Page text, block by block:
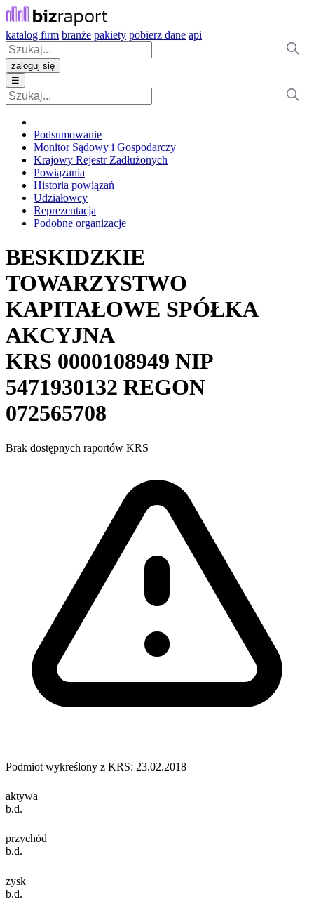
katalog firm branże pakiety pobierz dane api
zaloguj się
☰
Podsumowanie
Monitor Sądowy i Gospodarczy
Krajowy Rejestr Zadłużonych
Powiązania
Historia powiązań
Udziałowcy
Reprezentacja
Podobne organizacje
BESKIDZKIE
TOWARZYSTWO
KAPITAŁOWE SPÓŁKA
AKCYJNA
KRS 0000108949 NIP
5471930132 REGON
072565708
Brak dostępnych raportów KRS
Podmiot wykreślony z KRS: 23.02.2018
aktywa
b.d.
przychód
b.d.
zysk
b.d.